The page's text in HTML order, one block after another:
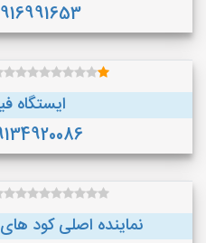
ایستگاه
نماینده اصلی کود